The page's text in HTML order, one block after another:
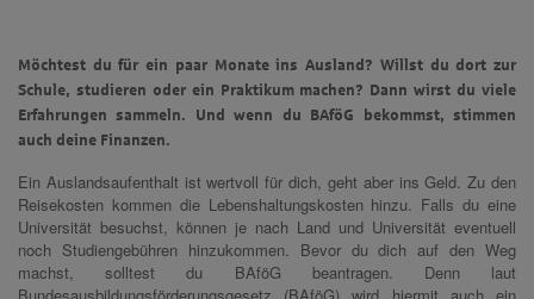
Möchtest du für ein paar Monate ins Ausland? Willst du dort zur
Schule, studieren oder ein Praktikum machen? Dann wirst du viele
Erfahrungen sammeln. Und wenn du BAföG bekommst, stimmen
auch deine Finanzen.
Ein Auslandsaufenthalt ist wertvoll für dich, geht aber ins Geld. Zu den
Reisekosten kommen die Lebenshaltungskosten hinzu. Falls du eine
Universität besuchst, können je nach Land und Universität eventuell
noch Studiengebühren hinzukommen. Bevor du dich auf den Weg
machst, solltest du BAföG beantragen. Denn laut